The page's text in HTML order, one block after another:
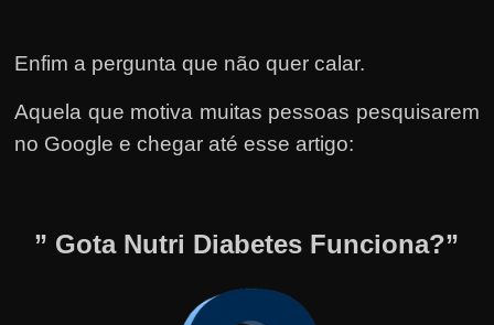
Enfim a pergunta que não quer calar.
Aquela que motiva muitas pessoas pesquisarem
no Google e chegar até esse artigo:
” Gota Nutri Diabetes Funciona?”